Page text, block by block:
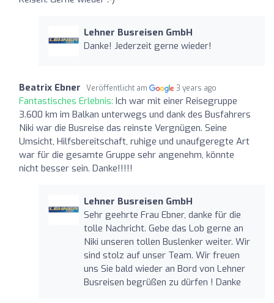
Lehner Busreisen GmbH
Danke! Jederzeit gerne wieder!
Beatrix Ebner Veröffentlicht am 3 years ago
Fantastisches Erlebnis: Ich war mit einer Reisegruppe
3.600 km im Balkan unterwegs und dank des Busfahrers
Niki war die Busreise das reinste Vergnügen. Seine
Umsicht, Hilfsbereitschaft, ruhige und unaufgeregte Art
war für die gesamte Gruppe sehr angenehm, könnte
nicht besser sein. Danke!!!!!
Lehner Busreisen GmbH
Sehr geehrte Frau Ebner, danke für die
tolle Nachricht. Gebe das Lob gerne an
Niki unseren tollen Buslenker weiter. Wir
sind stolz auf unser Team. Wir freuen
uns Sie bald wieder an Bord von Lehner
Busreisen begrüßen zu dürfen ! Danke